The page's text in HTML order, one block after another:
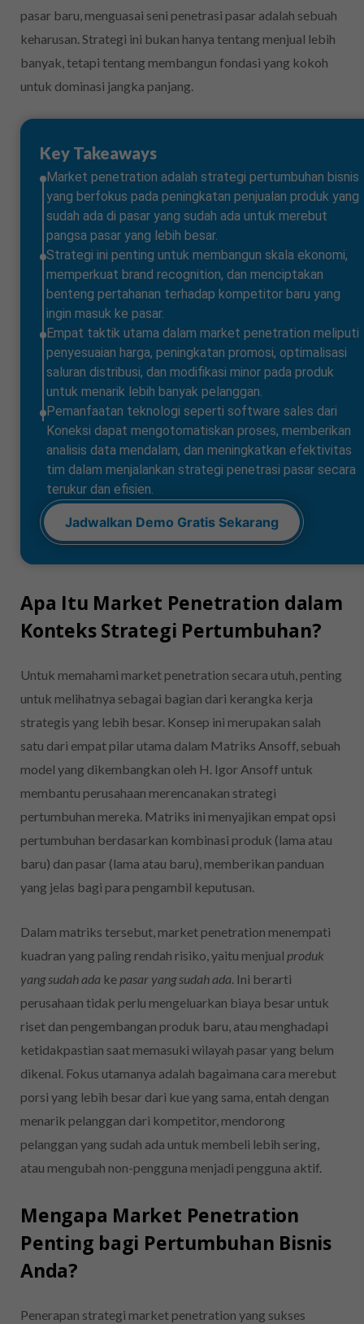
pasar baru, menguasai seni penetrasi pasar adalah sebuah
keharusan. Strategi ini bukan hanya tentang menjual lebih
banyak, tetapi tentang membangun fondasi yang kokoh
untuk dominasi jangka panjang.
Key Takeaways
Market penetration adalah strategi pertumbuhan bisnis
yang berfokus pada peningkatan penjualan produk yang
sudah ada di pasar yang sudah ada untuk merebut
pangsa pasar yang lebih besar.
Strategi ini penting untuk membangun skala ekonomi,
memperkuat brand recognition, dan menciptakan
benteng pertahanan terhadap kompetitor baru yang
ingin masuk ke pasar.
Empat taktik utama dalam market penetration meliputi
penyesuaian harga, peningkatan promosi, optimalisasi
saluran distribusi, dan modifikasi minor pada produk
untuk menarik lebih banyak pelanggan.
Pemanfaatan teknologi seperti software sales dari
Koneksi dapat mengotomatiskan proses, memberikan
analisis data mendalam, dan meningkatkan efektivitas
tim dalam menjalankan strategi penetrasi pasar secara
terukur dan efisien.
Jadwalkan Demo Gratis Sekarang
Apa Itu Market Penetration dalam
Konteks Strategi Pertumbuhan?
Untuk memahami market penetration secara utuh, penting
untuk melihatnya sebagai bagian dari kerangka kerja
strategis yang lebih besar. Konsep ini merupakan salah
satu dari empat pilar utama dalam Matriks Ansoff, sebuah
model yang dikembangkan oleh H. Igor Ansoff untuk
membantu perusahaan merencanakan strategi
pertumbuhan mereka. Matriks ini menyajikan empat opsi
pertumbuhan berdasarkan kombinasi produk (lama atau
baru) dan pasar (lama atau baru), memberikan panduan
yang jelas bagi para pengambil keputusan.
Dalam matriks tersebut, market penetration menempati
kuadran yang paling rendah risiko, yaitu menjual produk
yang sudah ada ke pasar yang sudah ada . Ini berarti
perusahaan tidak perlu mengeluarkan biaya besar untuk
riset dan pengembangan produk baru, atau menghadapi
ketidakpastian saat memasuki wilayah pasar yang belum
dikenal. Fokus utamanya adalah bagaimana cara merebut
porsi yang lebih besar dari kue yang sama, entah dengan
menarik pelanggan dari kompetitor, mendorong
pelanggan yang sudah ada untuk membeli lebih sering,
atau mengubah non-pengguna menjadi pengguna aktif.
Mengapa Market Penetration
Penting bagi Pertumbuhan Bisnis
Anda?
Penerapan strategi market penetration yang sukses